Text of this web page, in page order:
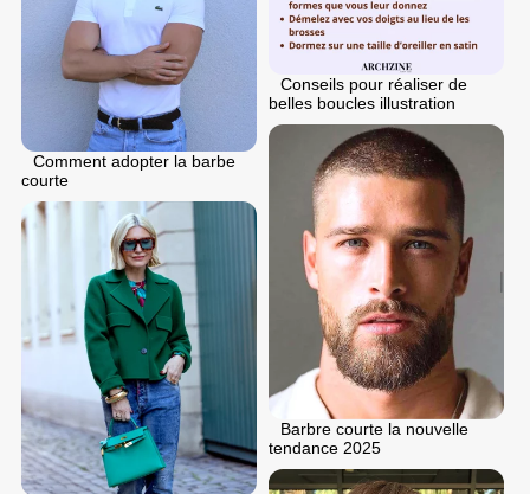
Conseils pour réaliser de
belles boucles illustration
Comment adopter la barbe
courte
Barbre courte la nouvelle
tendance 2025